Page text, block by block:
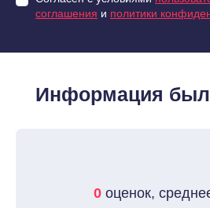
соглашения и политики
Информация
0оценок,